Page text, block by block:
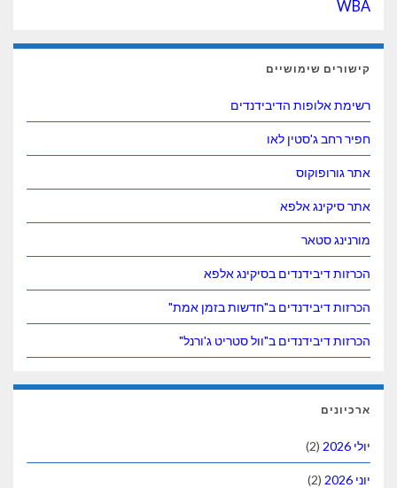
WBA
קישורים שימושיים
רשימת אלופות הדיבידנדים
חפיר רחב ג'סטין לאו
אתר גורופוקוס
אתר סיקינג אלפא
מורנינג סטאר
הכרזות דיבידנדים בסיקינג אלפא
הכרזות דיבידנדים ב"חדשות בזמן אמת"
הכרזות דיבידנדים ב"וול סטריט ג'ורנל"
ארכיונים
יולי 2026 (2)
יוני 2026 (2)